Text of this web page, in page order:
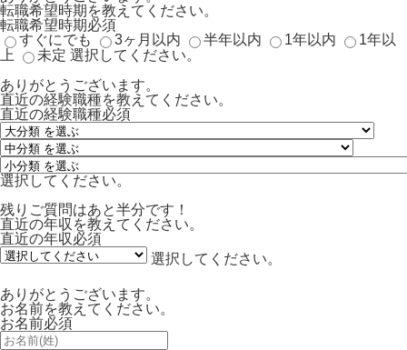
転職希望時期を教えてください。
転職希望時期必須
すぐにでも
3ヶ月以内 半年以内 1年以内
1年以
上
未定 選択してください。
ありがとうございます。
直近の経験職種を教えてください。
直近の経験職種必須
選択してください。
残りご質問はあと半分です！
直近の年収を教えてください。
直近の年収必須
選択してください。
ありがとうございます。
お名前を教えてください。
お名前必須